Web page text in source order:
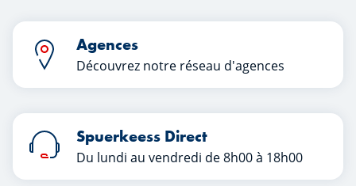
Agences
Découvrez notre réseau d'agences
Spuerkeess Direct
Du lundi au vendredi de 8h00 à 18h00